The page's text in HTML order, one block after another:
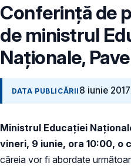
Conferință de
de ministrul
Naționale,
DATA PUBLICĂRII 8 iunie 2017
Ministrul Educației
vineri, 9 iunie, ora 10:00, o
căreia vor fi abordate